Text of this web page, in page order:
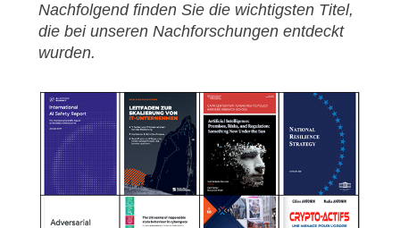
Nachfolgend finden Sie die wichtigsten Titel,
die bei unseren Nachforschungen entdeckt
wurden.